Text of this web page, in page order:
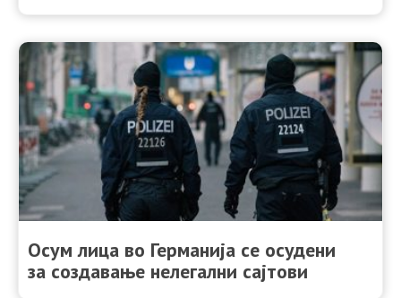
Осум лица во Германија се осудени
за создавање нелегални сајтови